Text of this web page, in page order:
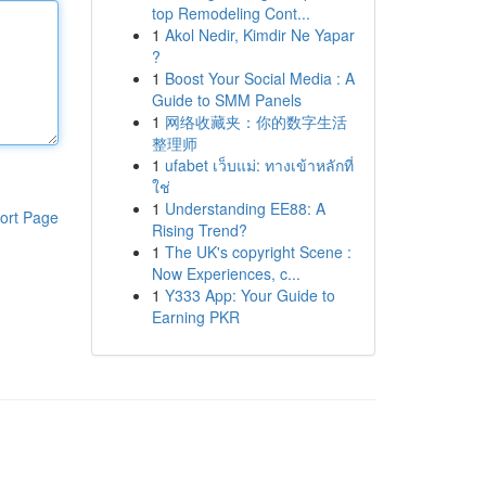
Page
top Remodeling Cont...
1 Akol Nedir, Kimdir Ne Yapar
?
1 Boost Your Social Media : A
Guide to SMM Panels
1 网络收藏夹：你的数字生活
整理师
1 ufabet เว็บแม่: ทางเข้าหลักที่
ใช่
1 Understanding EE88: A
Rising Trend?
1 The UK's copyright Scene :
Now Experiences, c...
1 Y333 App: Your Guide to
Earning PKR